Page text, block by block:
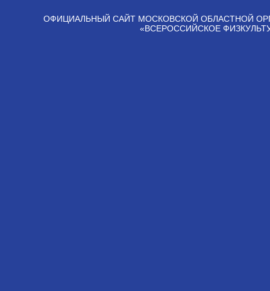
ОФИЦИАЛЬНЫЙ САЙТ МОСКОВСКОЙ ОБЛАСТНОЙ
«ВСЕРОССИЙСКОЕ